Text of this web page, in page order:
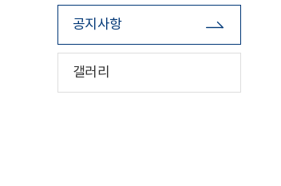
공지사항
갤러리